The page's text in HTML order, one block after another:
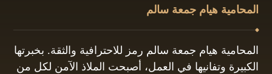
المحامية هيام جمعة سالم
المحامية هيام جمعة سالم رمز للاحترافية والثقة. بخبرتها
الكبيرة وتفانيها في العمل، أصبحت الملاذ الآمن لكل من